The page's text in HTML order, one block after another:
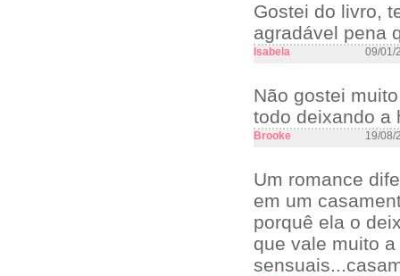
Gostei do livro,
agradável pena
Isabela 09/01/
Não gostei
todo deixando a
Brooke 19/08/
Um romance
em um
porquê ela o
que vale muito